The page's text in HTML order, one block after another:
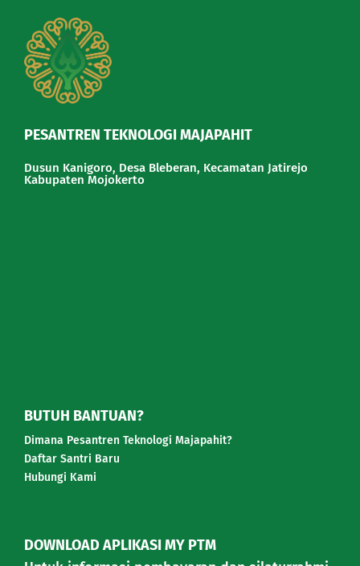
PESANTREN TEKNOLOGI MAJAPAHIT
Dusun Kanigoro, Desa Bleberan, Kecamatan Jatirejo
Kabupaten Mojokerto
BUTUH BANTUAN?
Dimana Pesantren Teknologi Majapahit?
Daftar Santri Baru
Hubungi Kami
DOWNLOAD APLIKASI MY PTM